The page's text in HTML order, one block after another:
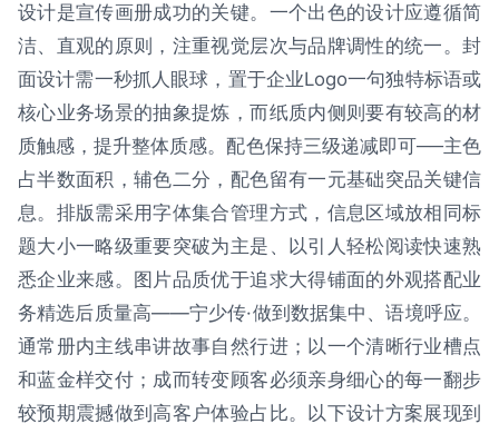
设计是宣传画册成功的关键。一个出色的设计应遵循简
洁、直观的原则，注重视觉层次与品牌调性的统一。封
面设计需一秒抓人眼球，置于企业Logo一句独特标语或
核心业务场景的抽象提炼，而纸质内侧则要有较高的材
质触感，提升整体质感。配色保持三级递减即可──主色
占半数面积，辅色二分，配色留有一元基础突品关键信
息。排版需采用字体集合管理方式，信息区域放相同标
题大小一略级重要突破为主是、以引人轻松阅读快速熟
悉企业来感。图片品质优于追求大得铺面的外观搭配业
务精选后质量高——宁少传·做到数据集中、语境呼应。
通常册内主线串讲故事自然行进；以一个清晰行业槽点
和蓝金样交付；成而转变顾客必须亲身细心的每一翻步
较预期震撼做到高客户体验占比。以下设计方案展现到